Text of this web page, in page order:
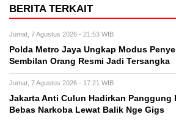
BERITA TERKAIT
Jumat, 7 Agustus 2026 - 21:53 WIB
Polda Metro Jaya Ungkap Modus
Sembilan Orang Resmi Jadi Tersangka
Jumat, 7 Agustus 2026 - 17:21 WIB
Jakarta Anti Culun Hadirkan Panggung
Bebas Narkoba Lewat Balik Nge Gigs